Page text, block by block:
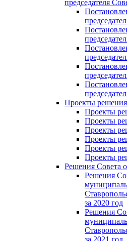
председателя
Проекты решения
Проекты
Проекты
Проекты
Проекты
Проекты
Проекты
Решения Совета
Решения
за 2020 год
Решения
за 2021 год